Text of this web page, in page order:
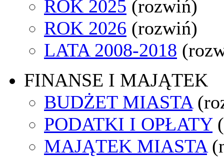
ROK 2025 (rozwiń)
ROK 2026 (rozwiń)
LATA 2008-2018
FINANSE I MAJĄTEK
BUDŻET MIASTA
PODATKI I OPŁATY
MAJĄTEK MIASTA